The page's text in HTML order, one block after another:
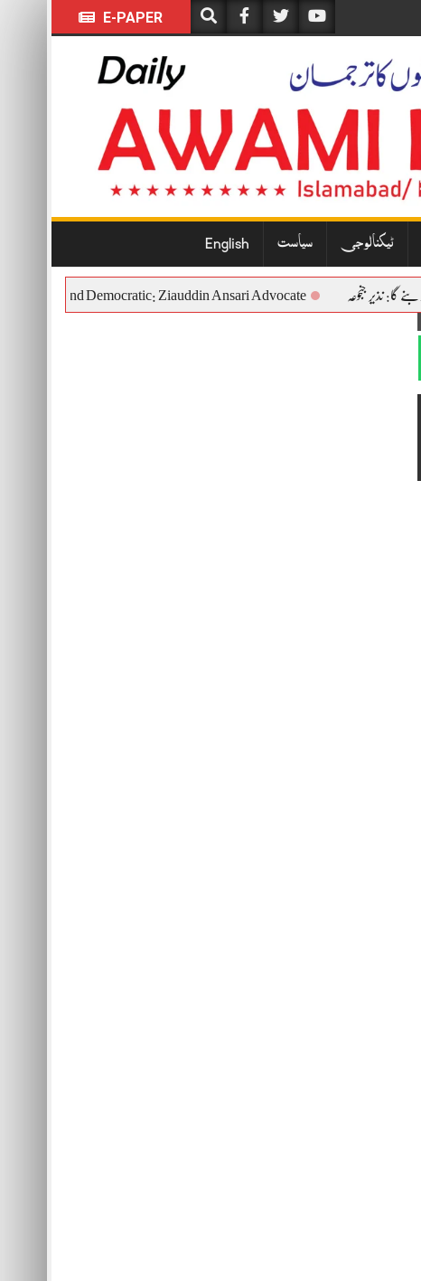
E-PAPER
ٹیکنالوجی سیاست English
Constitutional and Democratic: Ziauddin Ansari Advocate